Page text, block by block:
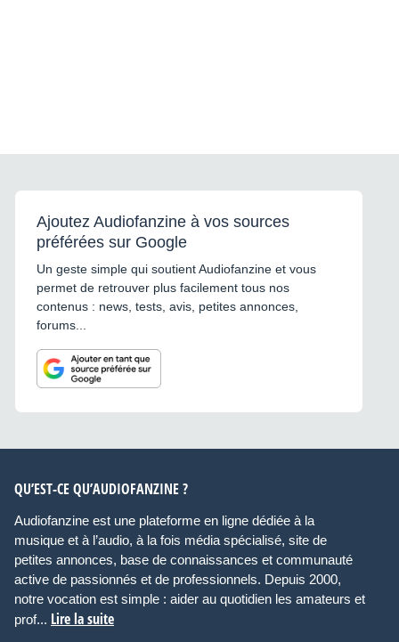
Ajoutez Audiofanzine à vos sources
préférées sur Google
Un geste simple qui soutient Audiofanzine et vous
permet de retrouver plus facilement tous nos
contenus : news, tests, avis, petites annonces,
forums...
QU’EST-CE QU’AUDIOFANZINE ?
Audiofanzine est une plateforme en ligne dédiée à la
musique et à l’audio, à la fois média spécialisé, site de
petites annonces, base de connaissances et communauté
active de passionnés et de professionnels. Depuis 2000,
notre vocation est simple : aider au quotidien les amateurs et
prof... Lire la suite